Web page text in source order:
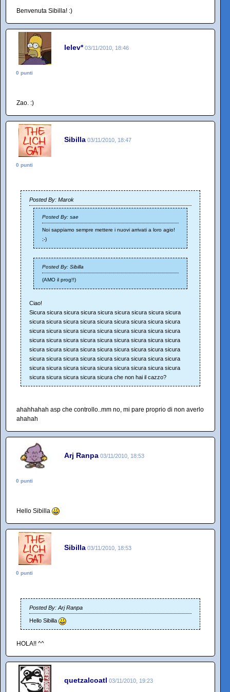
Benvenuta Sibilla! :)
lelev* 03/11/2010, 18:46
0 punti
Zao. :)
Sibilla 03/11/2010, 18:47
0 punti
Posted By: Marok
Posted By: sae
Noi sappiamo sempre mettere i nuovi arrivati a loro agio!
;-)
Posted By: Sibilla
(AMO il prog!!)
Ciao!
Sicura sicura sicura sicura sicura sicura sicura sicura sicura
sicura sicura sicura sicura sicura sicura sicura sicura sicura
sicura sicura sicura sicura sicura sicura sicura sicura sicura
sicura sicura sicura sicura sicura sicura sicura sicura sicura
sicura sicura sicura sicura sicura sicura sicura sicura sicura
sicura sicura sicura sicura sicura sicura sicura sicura sicura
sicura sicura sicura sicura sicura sicura sicura sicura sicura
sicura sicura sicura sicura sicura che non hai il cazzo?
ahahhahah asp che controllo..mm no, mi pare proprio di non averlo
ahahah
Arj Ranpa 03/11/2010, 18:53
0 punti
Hello Sibilla
Sibilla 03/11/2010, 18:53
0 punti
Posted By: Arj Ranpa
Hello Sibilla
HOLA!! ^^
quetzalcoatl 03/11/2010, 19:23